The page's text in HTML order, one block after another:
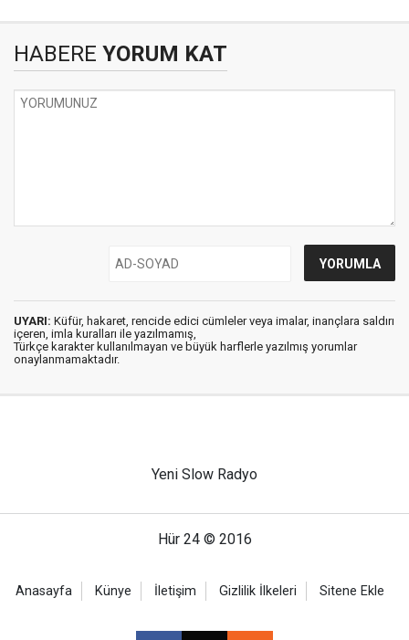
HABERE YORUM KAT
UYARI: Küfür, hakaret, rencide edici cümleler veya imalar, inançlara saldırı
içeren, imla kuralları ile yazılmamış,
Türkçe karakter kullanılmayan ve büyük harflerle yazılmış yorumlar
onaylanmamaktadır.
Yeni Slow Radyo
Hür 24 © 2016
Anasayfa Künye İletişim Gizlilik İlkeleri Sitene Ekle